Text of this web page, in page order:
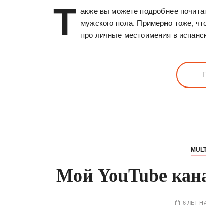
Т акже вы можете подробнее
мужского пола. Примерно тоже,
про личные местоимения в
Мой YouTube
6 ЛЕТ